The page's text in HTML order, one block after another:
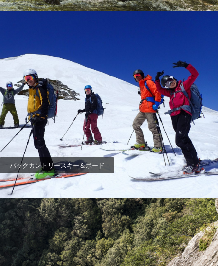
バックカントリースキー＆ボード